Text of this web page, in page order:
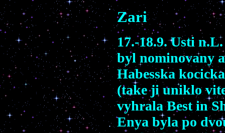
Zari
17.-18.9. Usti
byl nominovany
Habesska
(take ji uniklo
vyhrala Best in
Enya byla po